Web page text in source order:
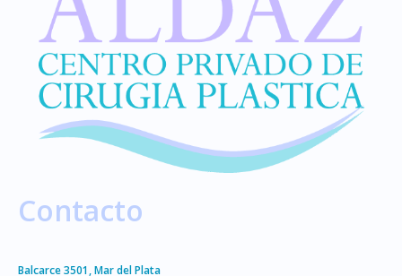
Contacto
Balcarce 3501, Mar del Plata